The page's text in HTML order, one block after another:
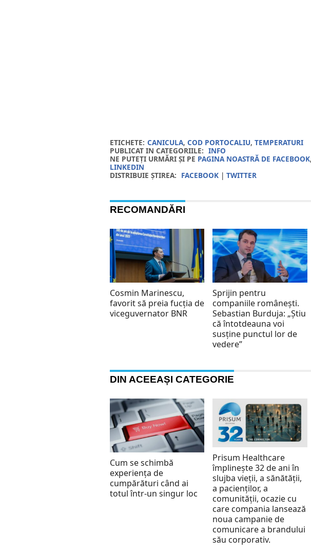
ETICHETE: CANICULA,COD PORTOCALIU,TEMPERATURI
PUBLICAT IN CATEGORIILE: INFO
NE PUTEȚI URMĂRI ȘI PE PAGINA NOASTRĂ DE FACEBOOK
LINKEDIN
DISTRIBUIE ȘTIREA: FACEBOOK |TWITTER
RECOMANDĂRI
Cosmin Marinescu,
favorit să preia fucția de
viceguvernator BNR
Sprijin pentru
companiile românești.
Sebastian Burduja: „Știu
că întotdeauna voi
susţine punctul lor de
vedere”
DIN ACEEAȘI CATEGORIE
Cum se schimbă
experiența de
cumpărături când ai
totul într-un singur loc
Prisum Healthcare
împlinește 32 de ani în
slujba vieții, a sănătății,
a pacienților, a
comunității, ocazie cu
care compania lansează
noua campanie de
comunicare a brandului
său corporativ.